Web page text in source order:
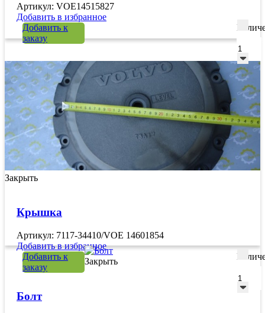
Артикул: VOE14515827
Добавить в избранное
Добавить к
заказу
Закрыть
Крышка
Артикул: 7117-34410/VOE 14601854
Добавить в избранное
Добавить к
заказу
Закрыть
Болт